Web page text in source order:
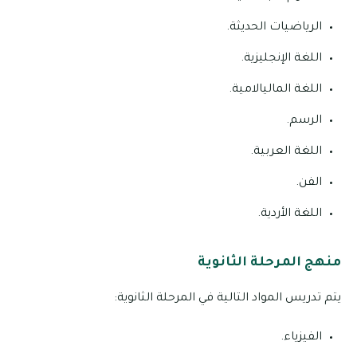
الرياضيات الحديثة.
اللغة الإنجليزية.
اللغة الماليالامية.
الرسم.
اللغة العربية.
الفن.
اللغة الأردية.
منهج المرحلة الثانوية
يتم تدريس المواد التالية في المرحلة الثانوية:
الفيزياء.